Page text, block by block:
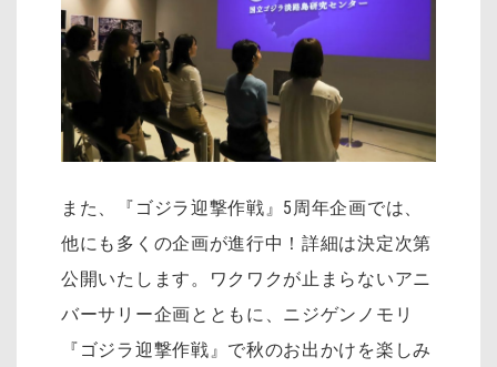
また、『ゴジラ迎撃作戦』5周年企画では、
他にも多くの企画が進行中！詳細は決定次第
公開いたします。ワクワクが止まらないアニ
バーサリー企画とともに、ニジゲンノモリ
『ゴジラ迎撃作戦』で秋のお出かけを楽しみ